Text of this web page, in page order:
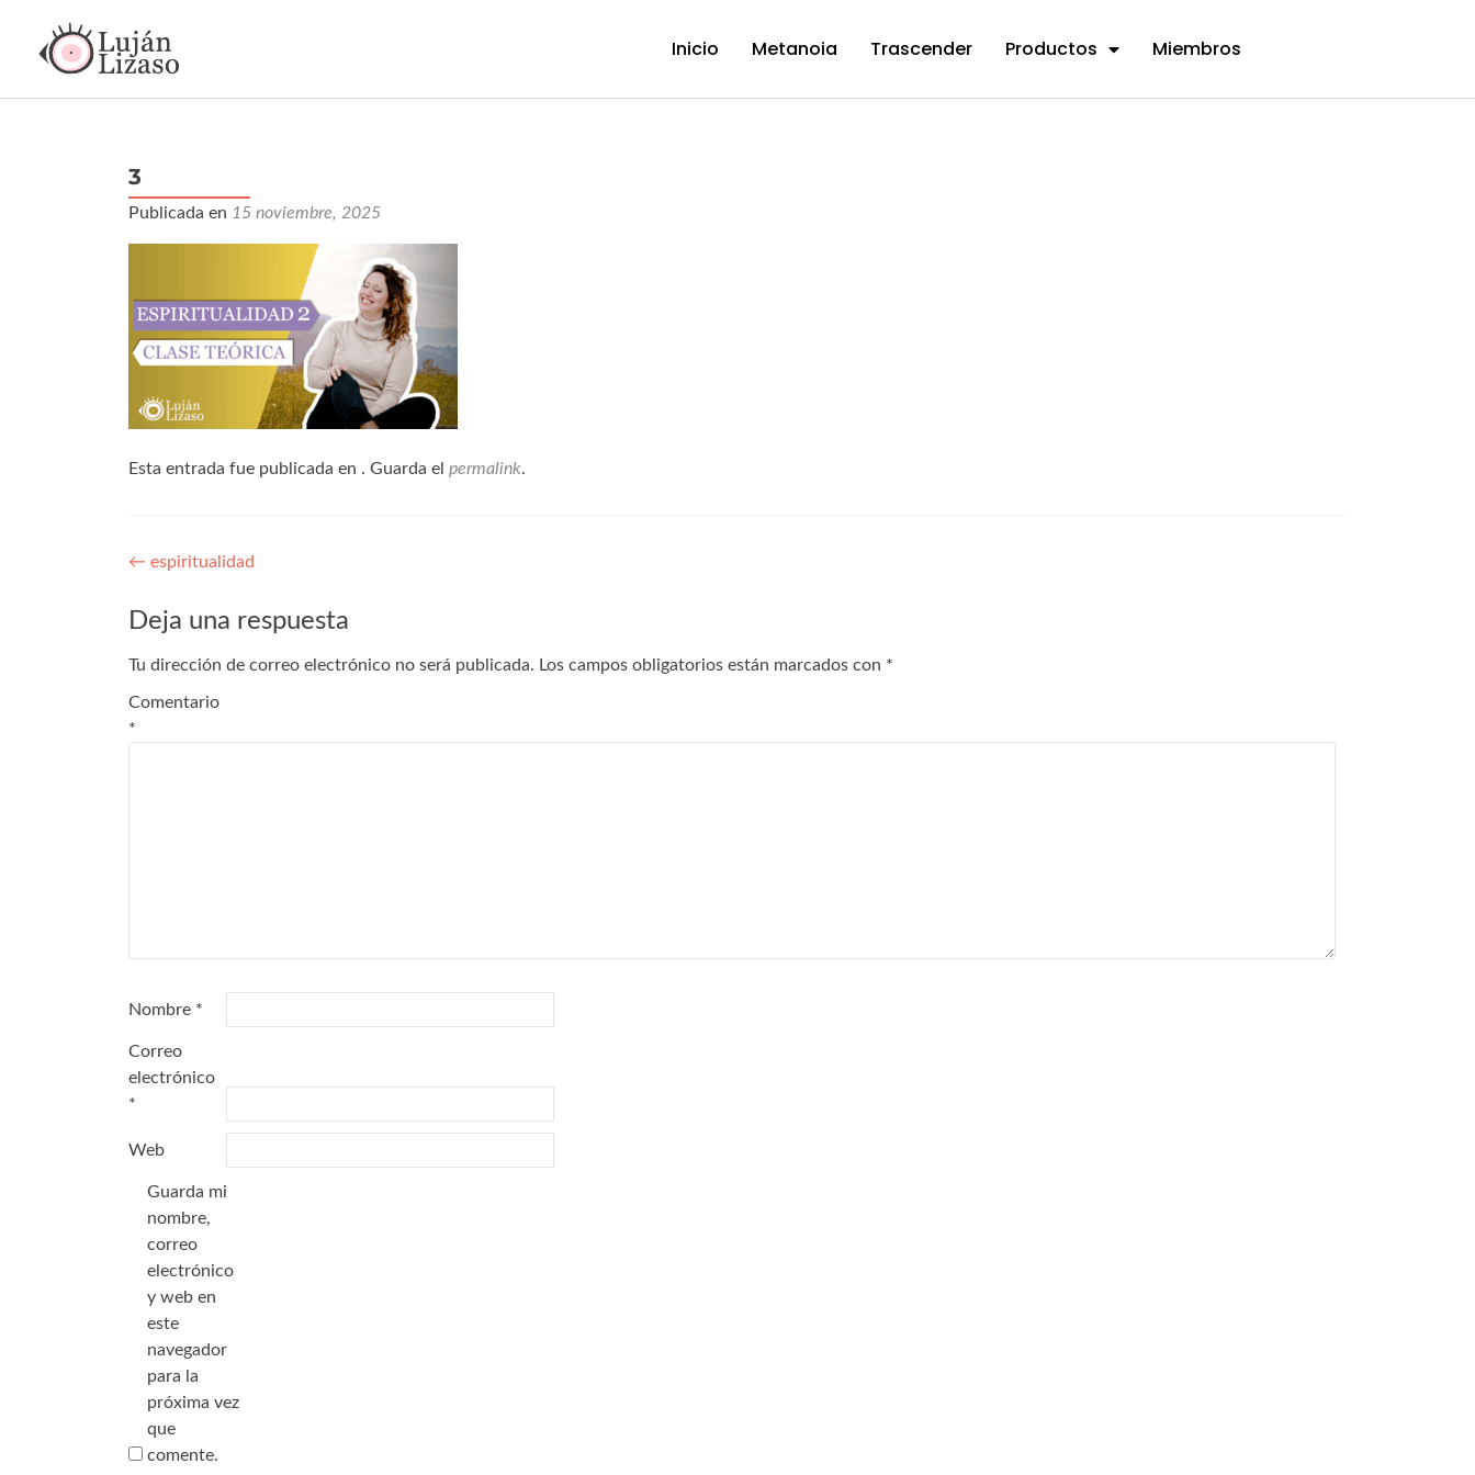
Inicio Metanoia Trascender Productos Miembros
3
Publicada en 15 noviembre, 2025
Esta entrada fue publicada en . Guarda el permalink.
← espiritualidad
Deja una respuesta
Tu dirección de correo electrónico no será publicada. Los campos obligatorios están marcados con *
Comentario
*
Nombre *
Correo
electrónico
*
Web
Guarda mi
nombre,
correo
electrónico
y web en
este
navegador
para la
próxima vez
que
comente.